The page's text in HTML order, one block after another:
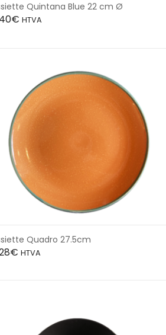
Quintana Blue 22 cm Ø
€ HTVA
Quadro 27.5cm
€ HTVA